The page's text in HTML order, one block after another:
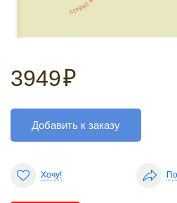
3949₽
Добавить к заказу
Хочу!